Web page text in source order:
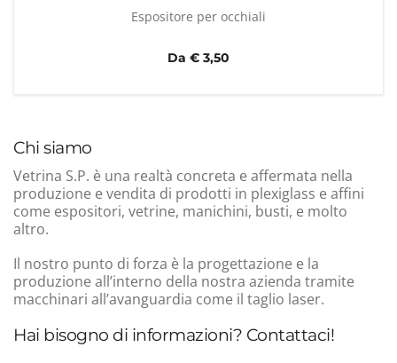
Hai bisogno di informazioni? Contattaci!
Chi siamo
Vetrina S.P. è una realtà concreta e affermata nella
produzione e vendita di prodotti in plexiglass e affini
come espositori, vetrine, manichini, busti, e molto
altro.
Il nostro punto di forza è la progettazione e la
produzione all’interno della nostra azienda tramite
macchinari all’avanguardia come il taglio laser.
Espositore per occhiali
Da € 3,50